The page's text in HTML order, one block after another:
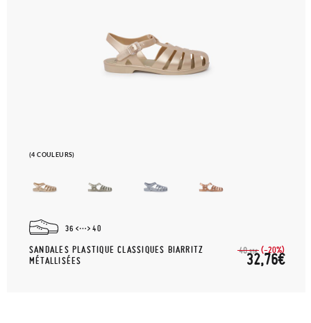
(4 COULEURS)
36 40
SANDALES PLASTIQUE CLASSIQUES BIARRITZ
MÉTALLISÉES
40,95€ (-20%)
32,76€